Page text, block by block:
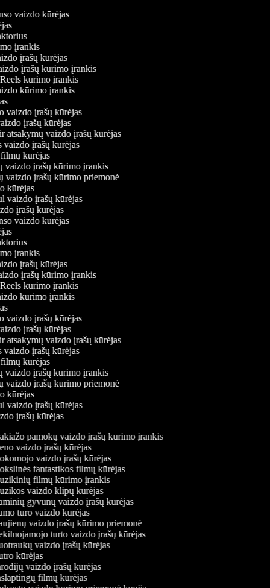
vaizdo kūrėjas
įrankis
įrašų kūrėjas
įrašų kūrimo įrankis
Reels kūrimo įrankis
kūrimo įrankis
vaizdo įrašų kūrėjas
įrašų kūrėjas
atsakymų vaizdo įrašų kūrėjas
vaizdo įrašų kūrėjas
kūrėjas
vaizdo įrašų kūrimo įrankis
vaizdo įrašų kūrimo priemonė
kūrėjas
vaizdo įrašų kūrėjas
įrašų kūrėjas
vaizdo kūrėjas
įrankis
įrašų kūrėjas
įrašų kūrimo įrankis
Reels kūrimo įrankis
kūrimo įrankis
vaizdo įrašų kūrėjas
įrašų kūrėjas
atsakymų vaizdo įrašų kūrėjas
vaizdo įrašų kūrėjas
kūrėjas
vaizdo įrašų kūrimo įrankis
vaizdo įrašų kūrimo priemonė
kūrėjas
vaizdo įrašų kūrėjas
įrašų kūrėjas
pamokų vaizdo įrašų kūrimo įrankis
vaizdo įrašų kūrėjas
vaizdo įrašų kūrėjas
fantastikos filmų kūrėjas
filmų kūrimo įrankis
vaizdo klipų kūrėjas
gyvūnų vaizdo įrašų kūrėjas
turo vaizdo kūrėjas
vaizdo įrašų kūrimo priemonė
turto vaizdo įrašų kūrėjas
vaizdo įrašų kūrėjas
kūrėjas
vaizdo įrašų kūrėjas
filmų kūrėjas